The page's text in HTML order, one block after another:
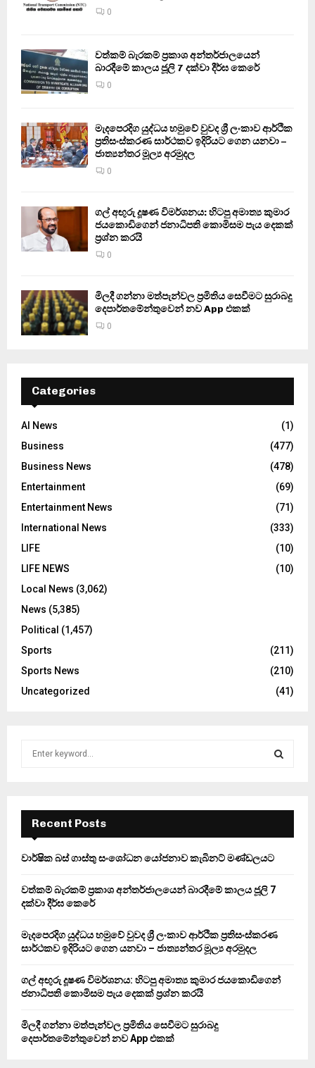
0
වත්කම් බැරකම් ප්‍රකාශ අන්තර්ජාලයෙන්
බාරදීමේ කාලය ජූලි 7 දක්වා දීර්ඝ කෙරේ
0
මැදපෙරදිග යුද්ධය හමුවේ වුවද ශ්‍රී ලංකාව ආර්ථික
ප්‍රතිසංස්කරණ සාර්ථකව ඉදිරියට ගෙන යනවා –
ජාත්‍යන්තර මූල්‍ය අරමුදල
0
ගල් අඟුරු දූෂණ විමර්ශනය: හිටපු අමාත්‍ය කුමාර
ජයකොඩිගෙන් ජනාධිපති කොමිසම පැය දෙකක්
ප්‍රශ්න කරයි
0
මිලදී ගන්නා මත්පැන්වල ප්‍රමිතිය සෙවීමට සුරාබදු
දෙපාර්තමේන්තුවෙන් නව App එකක්
0
Categories
AI News
(1)
Business
(477)
Business News
(478)
Entertainment
(69)
Entertainment News
(71)
International News
(333)
LIFE
(10)
LIFE NEWS
(10)
Local News (3,062)
News (5,385)
Political (1,457)
Sports
(211)
Sports News
(210)
Uncategorized
(41)
f
r
E
A
Recent Posts
වාර්ෂික බස් ගාස්තු සංශෝධන යෝජනාව කැබිනට් මණ්ඩලයට
වත්කම් බැරකම් ප්‍රකාශ අන්තර්ජාලයෙන් බාරදීමේ කාලය ජූලි 7
දක්වා දීර්ඝ කෙරේ
මැදපෙරදිග යුද්ධය හමුවේ වුවද ශ්‍රී ලංකාව ආර්ථික ප්‍රතිසංස්කරණ
සාර්ථකව ඉදිරියට ගෙන යනවා – ජාත්‍යන්තර මූල්‍ය අරමුදල
ගල් අඟුරු දූෂණ විමර්ශනය: හිටපු අමාත්‍ය කුමාර ජයකොඩිගෙන්
ජනාධිපති කොමිසම පැය දෙකක් ප්‍රශ්න කරයි
මිලදී ගන්නා මත්පැන්වල ප්‍රමිතිය සෙවීමට සුරාබදු
දෙපාර්තමේන්තුවෙන් නව App එකක්